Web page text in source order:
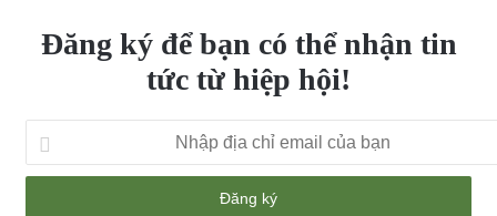
Đăng ký để bạn có thể nhận tin
tức từ hiệp hội!
địa
chỉ